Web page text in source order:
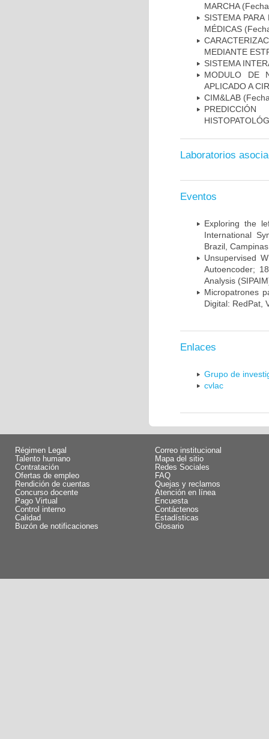
MARCHA
SISTEMA
MÉDICAS
MEDIANTE
SISTEMA
MODULO DE
APLICADO A
CIM&LAB
Laboratorios
Eventos
Exploring the
International
Brazil,
Unsupervised
Autoencoder;
Analysis
Micropatrones
Digital: RedPat,
Enlaces
Grupo de
cvlac
Régimen Legal
Talento humano
Contratación
Ofertas de empleo
Rendición de cuentas
Concurso docente
Pago Virtual
Control interno
Calidad
Buzón de notificaciones
Correo institucional
Mapa del sitio
Redes Sociales
FAQ
Quejas y reclamos
Atención en línea
Encuesta
Contáctenos
Estadísticas
Glosario